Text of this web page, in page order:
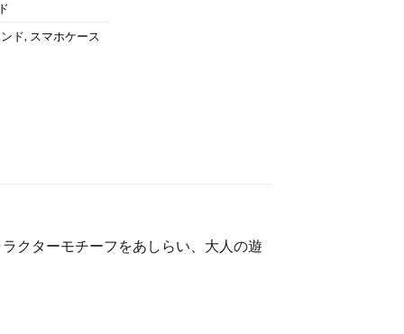
ド, スマホケース
クターモチーフをあしらい、大人の遊